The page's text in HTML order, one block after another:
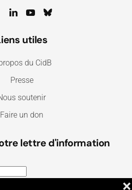
❌
utiles
du CidB
Presse
soutenir
Faire un don
lettre d'information